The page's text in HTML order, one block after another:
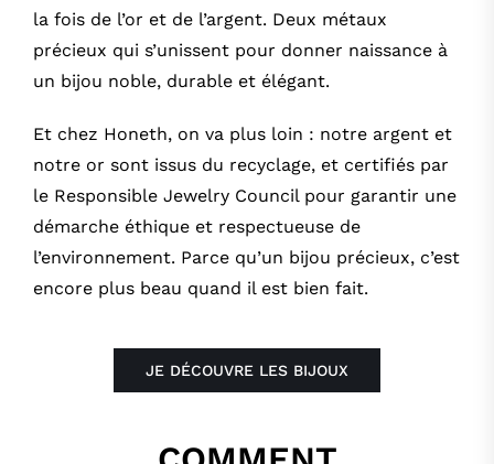
la fois de l’or et de l’argent. Deux métaux
précieux qui s’unissent pour donner naissance à
un bijou noble, durable et élégant.
Et chez Honeth, on va plus loin : notre argent et
notre or sont issus du recyclage, et certifiés par
le Responsible Jewelry Council pour garantir une
démarche éthique et respectueuse de
l’environnement. Parce qu’un bijou précieux, c’est
encore plus beau quand il est bien fait.
JE DÉCOUVRE LES BIJOUX